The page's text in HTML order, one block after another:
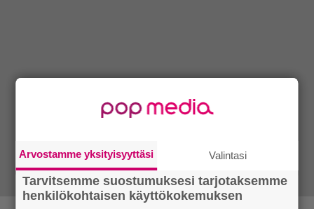
Arvostamme yksityisyyttäsi Valintasi
Tarvitsemme suostumuksesi tarjotaksemme
henkilökohtaisen käyttökokemuksen